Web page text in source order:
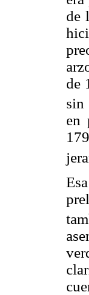
de
de
sin
en